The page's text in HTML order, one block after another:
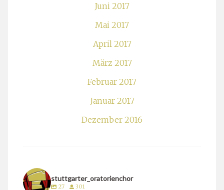
Juni 2017
Mai 2017
April 2017
März 2017
Februar 2017
Januar 2017
Dezember 2016
stuttgarter_oratorienchor
27 301